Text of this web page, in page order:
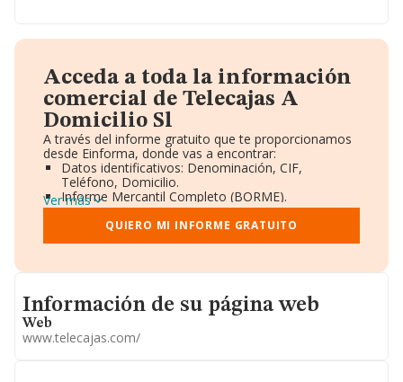
Acceda a toda la información
comercial de Telecajas A
Domicilio Sl
A través del informe gratuito que te proporcionamos
desde Einforma, donde vas a encontrar:
Datos identificativos: Denominación, CIF,
Teléfono, Domicilio.
Informe Mercantil Completo (BORME).
Gráficos de Evolución Ventas y Empleados.
Consejo de Administración y Administradores.
Directivos y Ejecutivos.
Información oficial y registral complementaria.
Ver más
QUIERO MI INFORME GRATUITO
Informacion de su página web
Información de su página web
Web
www.telecajas.com/